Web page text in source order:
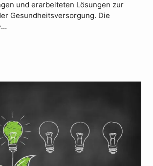
und erarbeiteten Lösungen zur
Gesundheitsversorgung. Die